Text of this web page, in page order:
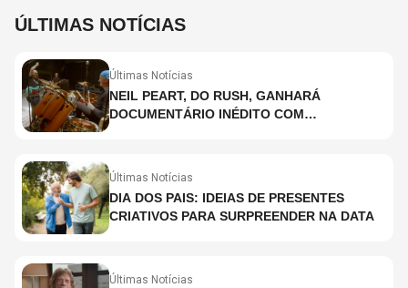
ÚLTIMAS NOTÍCIAS
Últimas Notícias
NEIL PEART, DO RUSH, GANHARÁ
DOCUMENTÁRIO INÉDITO COM
Últimas Notícias
DIA DOS PAIS: IDEIAS DE PRESENTES
CRIATIVOS PARA SURPREENDER NA DATA
Últimas Notícias